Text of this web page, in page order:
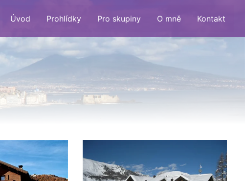
Úvod Prohlídky Pro skupiny O mně Kontakt